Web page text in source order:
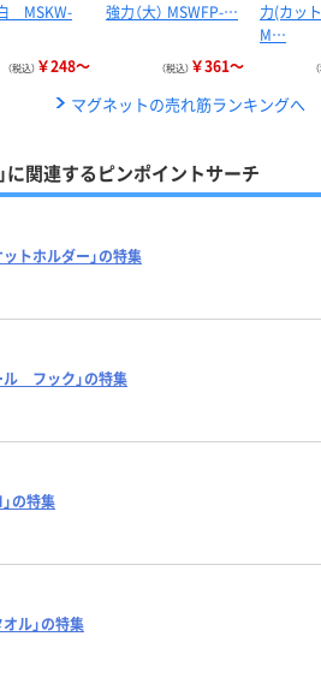
MSKW-
（税込） ￥248～
強力（大） MSWFP-…
（税込） ￥361～
力(カッ
M…
マグネットの売れ筋ランキングへ
に関連するピンポイントサーチ
トホルダー」の特集
フック」の特集
の特集
ル」の特集